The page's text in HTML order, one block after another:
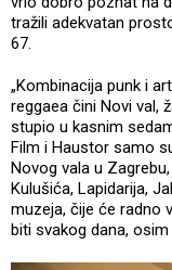
tražili adekvatan
67.
„Kombinacija punk i
reggaea čini Novi val,
stupio u kasnim
Film i Haustor samo
Novog vala u
Kulušića, Lapidarija,
muzeja, čije će radno
biti svakog dana,